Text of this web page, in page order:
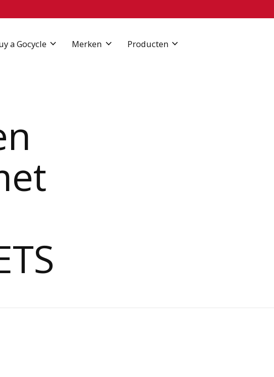
a Gocycle Merken Producten